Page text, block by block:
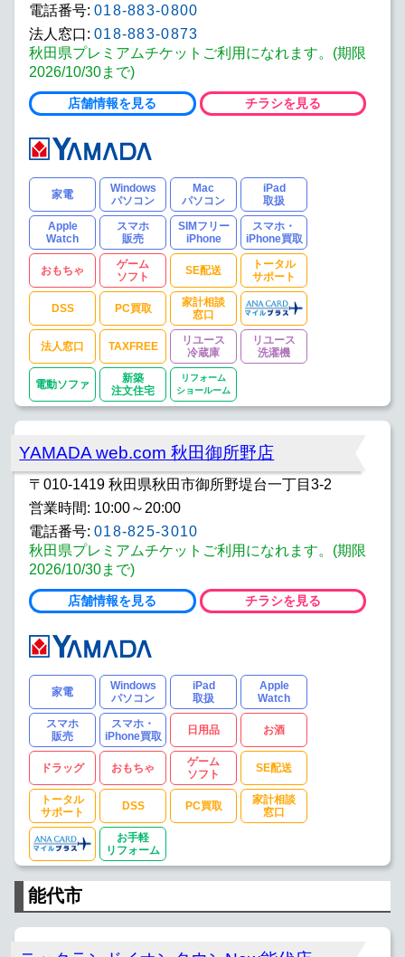
電話番号: 018-883-0800
法人窓口: 018-883-0873
秋田県プレミアムチケットご利用になれます。(期限
2026/10/30まで)
店舗情報を見る チラシを見る
家電
Windows
パソコン
Mac
パソコン
iPad
取扱
Apple
Watch
スマホ
販売
SIMフリー
iPhone
スマホ・
iPhone買取
おもちゃ
ゲーム
ソフト
SE配送
トータル
サポート
DSS PC買取
家計相談
窓口
法人窓口 TAXFREE
リユース
冷蔵庫
リユース
洗濯機
電動ソファ
新築
注文住宅
リフォーム
ショールーム
YAMADA web.com 秋田御所野店
〒010-1419 秋田県秋田市御所野堤台一丁目3-2
営業時間: 10:00～20:00
電話番号: 018-825-3010
秋田県プレミアムチケットご利用になれます。(期限
2026/10/30まで)
店舗情報を見る チラシを見る
家電
Windows
パソコン
iPad
取扱
Apple
Watch
スマホ
販売
スマホ・
iPhone買取
日用品 お酒
ドラッグ おもちゃ
ゲーム
ソフト
SE配送
トータル
サポート
DSS PC買取
家計相談
窓口
お手軽
リフォーム
能代市